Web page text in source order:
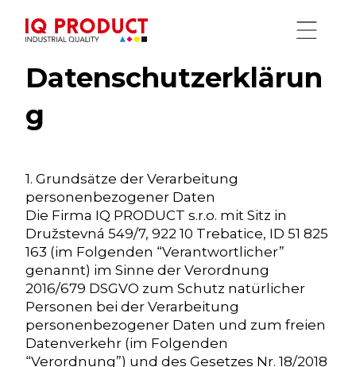
Datenschutzerklärun
g
1. Grundsätze der Verarbeitung
personenbezogener Daten
Die Firma IQ PRODUCT s.r.o. mit Sitz in
Družstevná 549/7, 922 10 Trebatice, ID 51 825
163 (im Folgenden “Verantwortlicher”
genannt) im Sinne der Verordnung
2016/679 DSGVO zum Schutz natürlicher
Personen bei der Verarbeitung
personenbezogener Daten und zum freien
Datenverkehr (im Folgenden
“Verordnung”) und des Gesetzes Nr. 18/2018